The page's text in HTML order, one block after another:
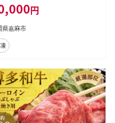
円
県嘉麻市